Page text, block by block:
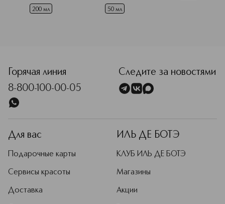
200 мл 50 мл
Горячая линия
8-800-100-00-05
Следите за новостями
Для вас
Подарочные карты
Сервисы красоты
Доставка
ИЛЬ ДЕ БОТЭ
КЛУБ ИЛЬ ДЕ БОТЭ
Магазины
Акции